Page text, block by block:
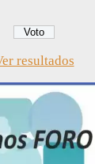
resultados